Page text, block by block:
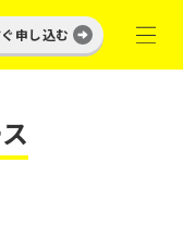
申し込む